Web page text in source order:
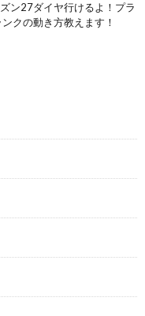
ン27ダイヤ行けるよ！プラ
クの動き方教えます！